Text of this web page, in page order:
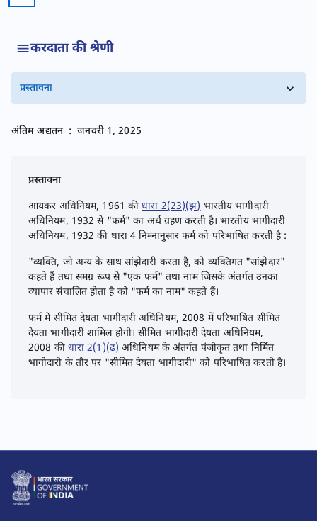
करदाता की श्रेणी
प्रस्तावना
अंतिम अद्यतन : जनवरी 1, 2025
प्रस्तावना
आयकर अधिनियम, 1961 कीधारा 2(23)(झ)भारतीय भागीदारी
अधिनियम, 1932 से "फर्म" का अर्थ ग्रहण करती है। भारतीय भागीदारी
अधिनियम, 1932 की धारा 4 निम्नानुसार फर्म को परिभाषित करती है :
"व्यक्ति, जो अन्य के साथ सांझेदारी करता है, को व्यक्तिगत "सांझेदार"
कहते हैं तथा समग्र रूप से "एक फर्म" तथा नाम जिसके अंतर्गत उनका
व्यापार संचालित होता है को "फर्म का नाम" कहते हैं।
फर्म में सीमित देयता भागीदारी अधिनियम, 2008 में परिभाषित सीमित
देयता भागीदारी शामिल होगी। सीमित भागीदारी देयता अधिनियम,
2008 कीधारा 2(1)(ढ) अधिनियम के अंतर्गत पंजीकृत तथा निर्मित
भागीदारी के तौर पर "सीमित देयता भागीदारी" को परिभाषित करती है।